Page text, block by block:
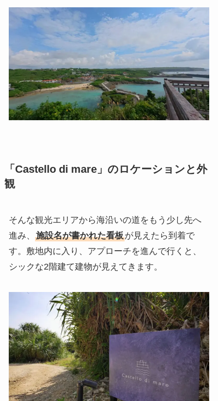
「Castello di mare」のロケーションと外
観
そんな観光エリアから海沿いの道をもう少し先へ
進み、 施設名が書かれた看板が見えたら到着で
す。敷地内に入り、アプローチを進んで行くと、
シックな2階建て建物が見えてきます。